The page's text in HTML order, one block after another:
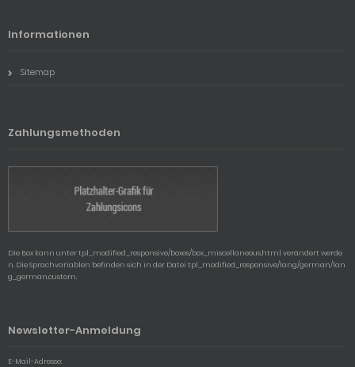
Informationen
Sitemap
Zahlungsmethoden
Die Box kann unter tpl_modified_responsive/boxes/box_miscellaneous.html verändert werde
n. Die Sprachvariablen befinden sich in der Datei tpl_modified_responsive/lang/german/lan
g_german.custom.
Newsletter-Anmeldung
E-Mail-Adresse: